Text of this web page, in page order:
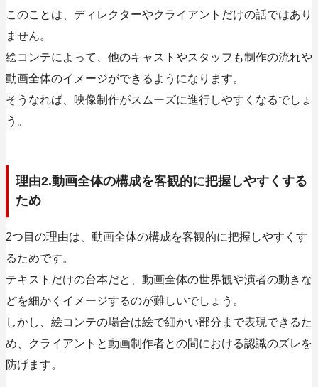
このことは、ディレクターやクライアントだけの話ではあり
ません。
絵コンテによって、他のキャストやスタッフも制作の流れや
動画全体のイメージができるようになります。
そうなれば、映像制作がスムーズに進行しやすくなるでしょ
う。
理由2.動画全体の構成を客観的に把握しやすくする
ため
2つ目の理由は、動画全体の構成を客観的に把握しやすくす
るためです。
テキストだけの台本だと、動画全体の世界観や演者の動きな
どを細かくイメージするのが難しいでしょう。
しかし、 絵コンテの場合は絵で細かい部分まで表現できるた
め、クライアントと動画制作者との間における認識のズレを
防げます。